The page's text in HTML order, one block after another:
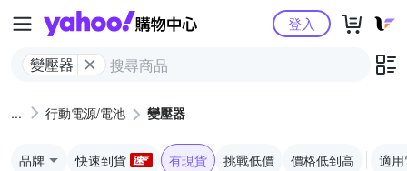
Yahoo購物中心
變壓器
登入
行動電源/電池 變壓器
品牌 快速到貨 有現貨 挑戰低價 價格低到高 適